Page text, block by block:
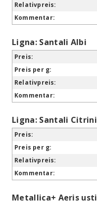
Ligna: Santali Albi
Ligna: Santali Citrini
Metallica+ Aeris usti